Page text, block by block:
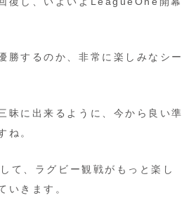
勝するのか、非常に楽しみなシー
昧に出来るように、今から良い準
ね。
て、ラグビー観戦がもっと楽し
いきます。